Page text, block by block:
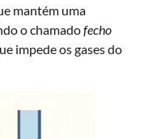
mantém uma
o chamadofecho
impede os gases do